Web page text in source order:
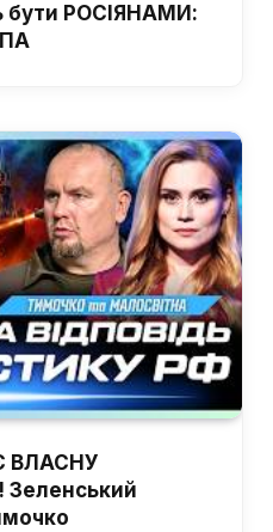
бути РОСІЯНАМИ:
ВЛАСНУ